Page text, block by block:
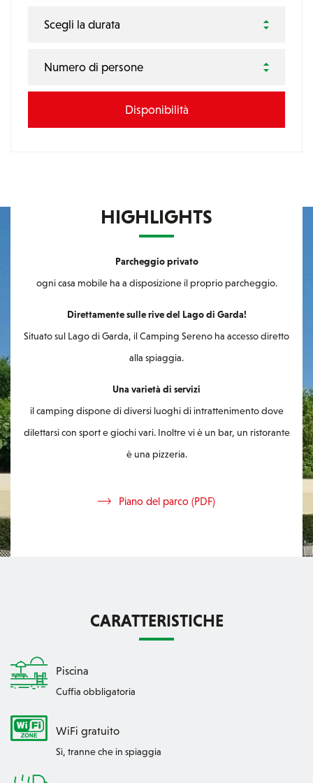
Scegli la durata
Numero di persone
HIGHLIGHTS
Parcheggio privato
ogni casa mobile ha a disposizione il proprio parcheggio.
Direttamente sulle rive del Lago di Garda!
Situato sul Lago di Garda, il Camping Sereno ha accesso diretto
alla spiaggia.
Una varietà di servizi
il camping dispone di diversi luoghi di intrattenimento dove
dilettarsi con sport e giochi vari. Inoltre vi è un bar, un ristorante
è una pizzeria.
Piano del parco (PDF)
CARATTERISTICHE
Piscina
Cuffia obbligatoria
WiFi gratuito
Sì, tranne che in spiaggia